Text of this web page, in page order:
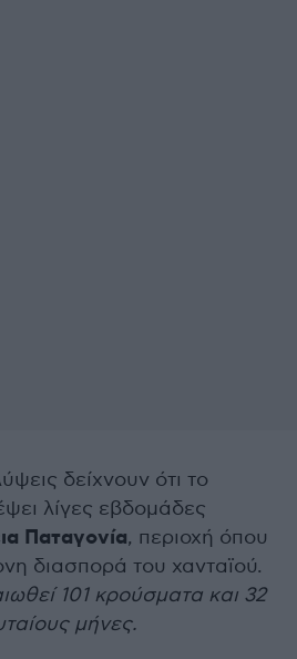
δείχνουν ότι το
λίγες εβδομάδες
Παταγονία, περιοχή όπου
διασπορά του χανταϊού.
101 κρούσματα και 32
μήνες.